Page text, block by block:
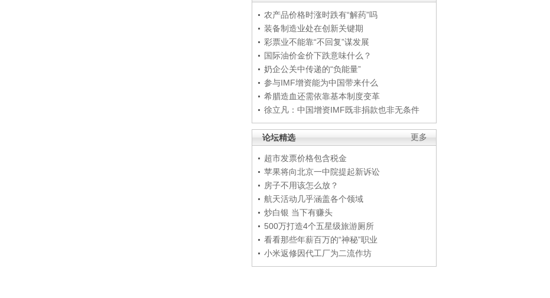
农产品价格时涨时跌有“解药”吗
装备制造业处在创新关键期
彩票业不能靠“不回复”谋发展
国际油价金价下跌意味什么？
奶企公关中传递的“负能量”
参与IMF增资能为中国带来什么
希腊造血还需依靠基本制度变革
徐立凡：中国增资IMF既非捐款也非无条件
更多
论坛精选
超市发票价格包含税金
苹果将向北京一中院提起新诉讼
房子不用该怎么放？
航天活动几乎涵盖各个领域
炒白银 当下有赚头
500万打造4个五星级旅游厕所
看看那些年薪百万的“神秘”职业
小米返修因代工厂为二流作坊